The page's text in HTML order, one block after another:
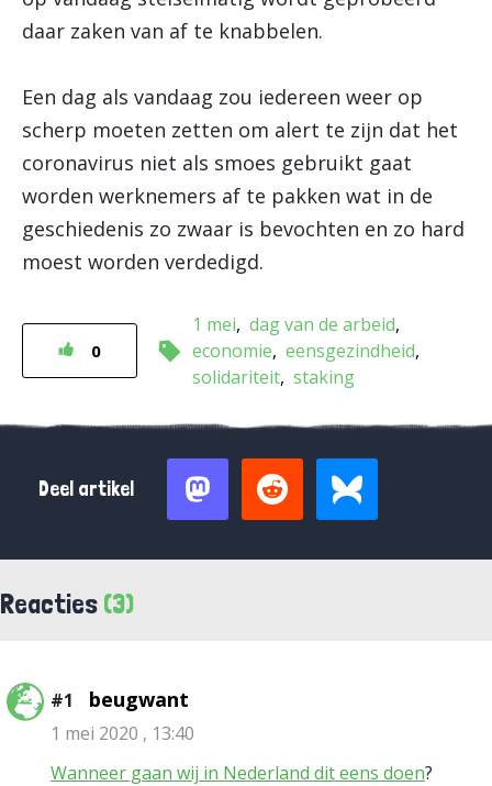
daar zaken van af te knabbelen.
Een dag als vandaag zou iedereen weer op
scherp moeten zetten om alert te zijn dat het
coronavirus niet als smoes gebruikt gaat
worden werknemers af te pakken wat in de
geschiedenis zo zwaar is bevochten en zo hard
moest worden verdedigd.
0
1 mei dag van de arbeid
economie eensgezindheid
solidariteit staking
Deel artikel
Reacties (3)
#1 beugwant
1 mei 2020 , 13:40
Wanneer gaan wij in Nederland dit eens doen?